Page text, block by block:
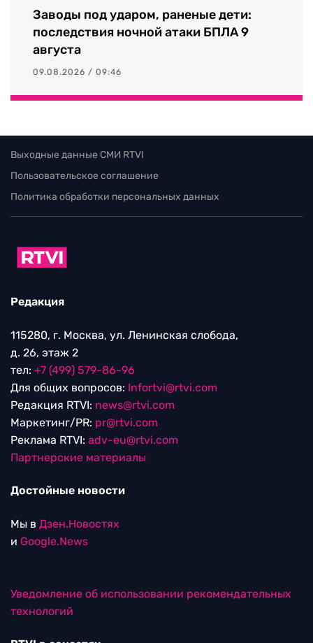
Заводы под ударом, раненые дети:
последствия ночной атаки БПЛА 9
августа
09.08.2026 / 09:46
Выходные данные СМИ RTVI
Пользовательское соглашение
Политика обработки персональных данных
Редакция
115280, г. Москва, ул. Ленинская слобода,
д. 26, этаж 2
тел: +7 (499) 579-86-96
Для общих вопросов: Infortvi@rtvi.com
Редакция RTVI: news@rtvi.com
Маркетинг/PR: pr@rtvi.com
Реклама RTVI: adv-eu@rtvi.com
Партнерские материалы
Достойные новости
Мы в Дзен.Новостях
и Google.News
Уведомление об использовании рекомендательных
технологий